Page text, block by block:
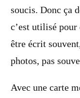
soucis. Donc ça
c’est utilisé pour
être écrit
photos, pas
Avec une carte